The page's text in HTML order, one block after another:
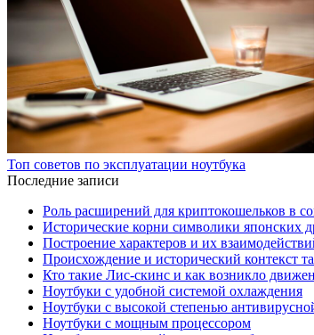
Топ советов по эксплуатации ноутбука
Последние записи
Роль расширений для криптокошельков в
Исторические корни символики японских
Построение характеров и их
Происхождение и исторический контекст
Кто такие Лис-скинс и как возникло
Ноутбуки с удобной системой охлаждения
Ноутбуки с высокой степенью
Ноутбуки с мощным процессором